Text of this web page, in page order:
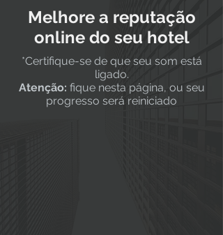
Melhore a reputação
online do seu hotel
*Certifique-se de que seu som está
ligado.
Atenção: fique nesta página, ou seu
progresso será reiniciado